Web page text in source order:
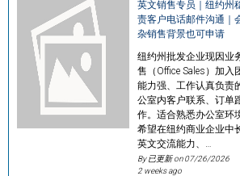
英文销售专员｜纽约州
责客户电话邮件沟通｜
杂销售背景也可申请
纽约州批发企业现因业
售（Office Sales）加入
能力强、工作认真负责
公室内客户联系、订单
作。适合熟悉办公室环
希望在纽约商业企业中
英文交流能力、…
By 已更新 on07/26/2026
2 weeks ago